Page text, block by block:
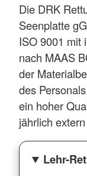
Die DRK
Seenplatte
ISO 9001 mit
nach MAAS
der
des
ein hoher
jährlich
Lehr-